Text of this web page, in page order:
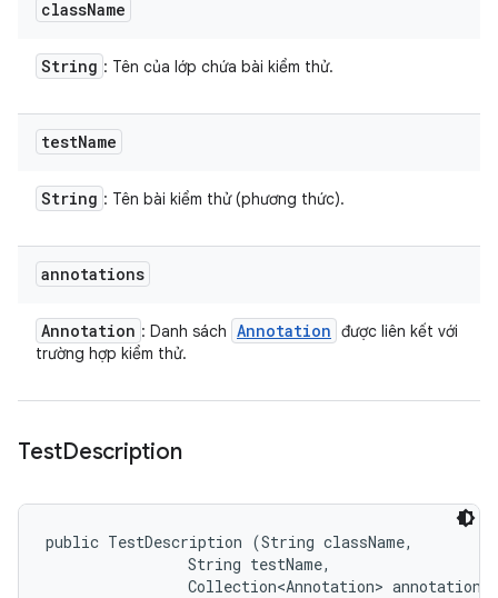
className
String : Tên của lớp chứa bài kiểm thử.
testName
String : Tên bài kiểm thử (phương thức).
annotations
Annotation : Danh sách Annotation được liên kết với
trường hợp kiểm thử.
TestDescription
public TestDescription (String className,
                String testName,
Collection<Annotation>